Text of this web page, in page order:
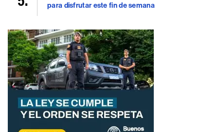
para disfrutar este fin de semana